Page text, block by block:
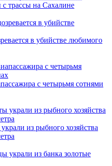
трассы на Сахалине
в убийстве любимого
с четырьмя сотнями
из рыбного хозяйства